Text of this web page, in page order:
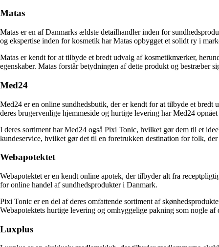
Matas
Matas er en af Danmarks ældste detailhandler inden for
og ekspertise inden for kosmetik har Matas opbygget et solidt ry i
Matas er kendt for at tilbyde et bredt udvalg af kosmetikmærker,
egenskaber. Matas forstår betydningen af ​​dette produkt og bestræber
Med24
Med24 er en online sundhedsbutik, der er kendt for at tilbyde et
deres brugervenlige hjemmeside og hurtige levering har Med24
I deres sortiment har Med24 også Pixi Tonic, hvilket gør dem til et
kundeservice, hvilket gør det til en foretrukken destination for folk,
Webapotektet
Webapotektet er en kendt online apotek, der tilbyder alt fra
for online handel af sundhedsprodukter i Danmark.
Pixi Tonic er en del af deres omfattende sortiment af
Webapotektets hurtige levering og omhyggelige pakning som nogle af
Luxplus